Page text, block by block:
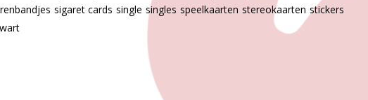
sigaret cards single singles speelkaarten stereokaarten stickers